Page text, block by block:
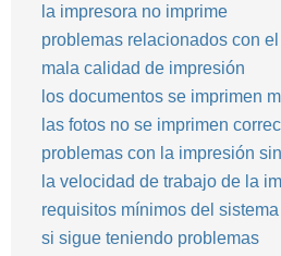
la impresora no imprime
problemas relacionados con el
mala calidad de impresión
los documentos se imprimen
las fotos no se imprimen
problemas con la impresión
la velocidad de trabajo de la
requisitos mínimos del sistema
si sigue teniendo problemas